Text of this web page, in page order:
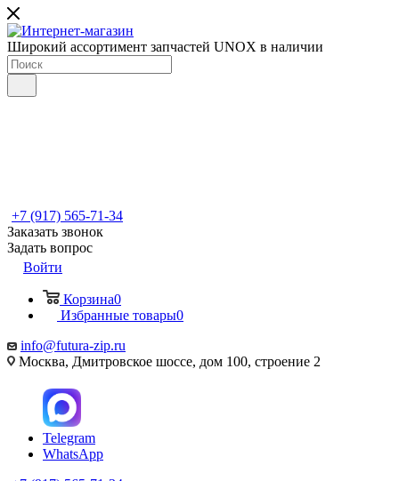
Широкий ассортимент запчастей UNOX в наличии
+7 (917) 565-71-34
Заказать звонок
Задать вопрос
Войти
Корзина0
Избранные товары0
info@futura-zip.ru
Москва, Дмитровское шоссе, дом 100, строение 2
Telegram
WhatsApp